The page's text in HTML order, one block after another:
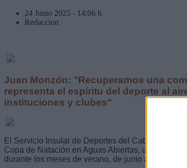
24 Junio 2025 - 14:06 h
Redaccion
Juan Monzón: "Recuperamos una
representa el espíritu del deporte al
instituciones y clubes"
El Servicio Insular de Deportes del Cabildo de
Copa de Natación en Aguas Abiertas, una cita
durante los meses de verano, de junio a octubre de